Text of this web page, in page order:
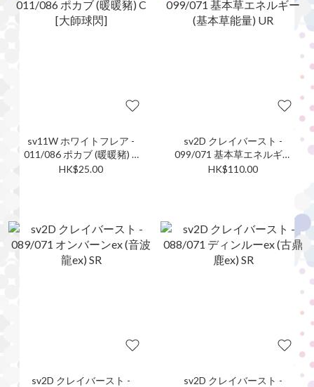
sv11W ホワイトフレア -
011/086 ポカブ (暖暖豬) C
[大師球閃]
HK$25.00
sv2D クレイバースト -
099/071 基本草エネルギー
(基本草能量) UR
HK$110.00
sv2D クレイバースト -
sv2D クレイバースト -